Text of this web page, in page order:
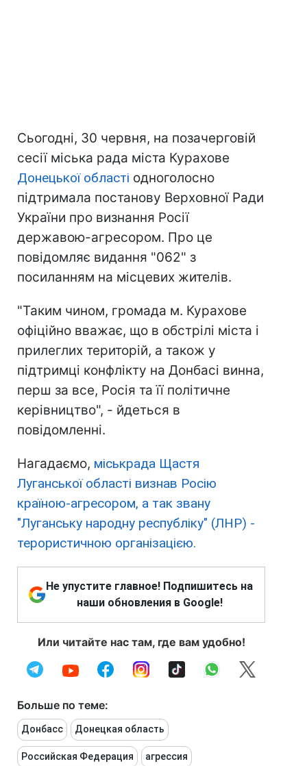
Сьогодні, 30 червня, на позачерговій
сесії міська рада міста Курахове
Донецької області одноголосно
підтримала постанову Верховної Ради
України про визнання Росії
державою-агресором. Про це
повідомляє видання "062" з
посиланням на місцевих жителів.
"Таким чином, громада м. Курахове
офіційно вважає, що в обстрілі міста і
прилеглих територій, а також у
підтримці конфлікту на Донбасі винна,
перш за все, Росія та її політичне
керівництво", - йдеться в
повідомленні.
Нагадаємо, міськрада Щастя
Луганської області визнав Росію
країною-агресором, а так звану
"Луганську народну республіку" (ЛНР) -
терористичною організацією.
Не упустите главное! Подпишитесь на
наши обновления в Google!
Или читайте нас там, где вам удобно!
Больше по теме:
Донбасс Донецкая область
Российская Федерация агрессия